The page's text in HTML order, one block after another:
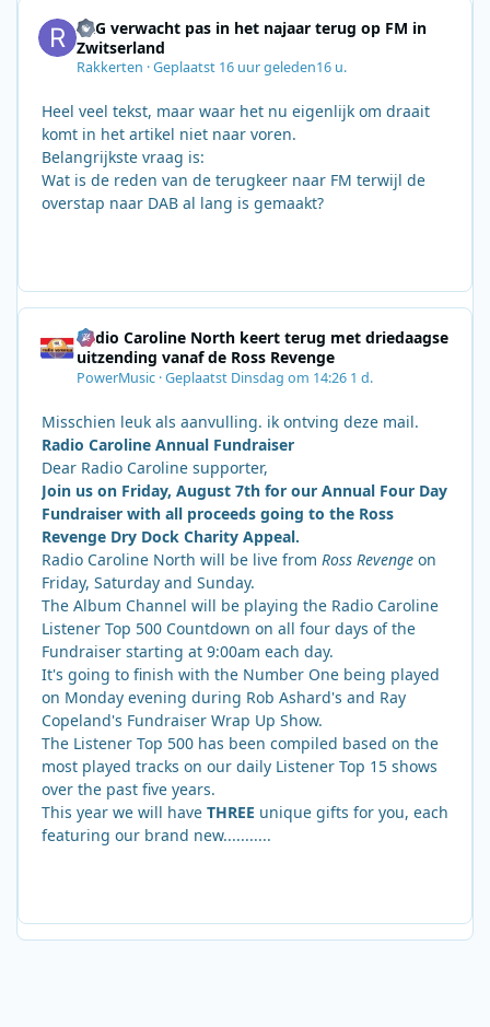
SRG verwacht pas in het najaar terug op FM in
Zwitserland
Rakkerten ·Geplaatst 16 uur geleden16 u.
Heel veel tekst, maar waar het nu eigenlijk om draait
komt in het artikel niet naar voren.
Belangrijkste vraag is:
Wat is de reden van de terugkeer naar FM terwijl de
overstap naar DAB al lang is gemaakt?
Radio Caroline North keert terug met driedaagse
uitzending vanaf de Ross Revenge
PowerMusic ·Geplaatst Dinsdag om 14:26 1 d.
Misschien leuk als aanvulling. ik ontving deze mail.
Radio Caroline Annual Fundraiser
Dear Radio Caroline supporter,
Join us on Friday, August 7th for our Annual Four Day
Fundraiser with all proceeds going to the Ross
Revenge Dry Dock Charity Appeal.
Radio Caroline North will be live from Ross Revenge on
Friday, Saturday and Sunday.
The Album Channel will be playing the Radio Caroline
Listener Top 500 Countdown on all four days of the
Fundraiser starting at 9:00am each day.
It's going to finish with the Number One being played
on Monday evening during Rob Ashard's and Ray
Copeland's Fundraiser Wrap Up Show.
The Listener Top 500 has been compiled based on the
most played tracks on our daily Listener Top 15 shows
over the past five years.
This year we will have THREE unique gifts for you, each
featuring our brand new...........